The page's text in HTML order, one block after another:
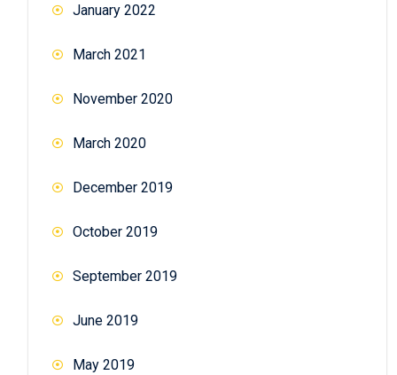
January 2022
March 2021
November 2020
March 2020
December 2019
October 2019
September 2019
June 2019
May 2019